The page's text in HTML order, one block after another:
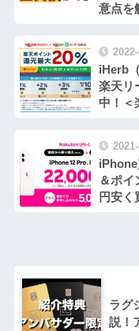
意点を
iHerb
楽天リ
中！＜
iPhone
＆ポ
円安く
ラグ
説！